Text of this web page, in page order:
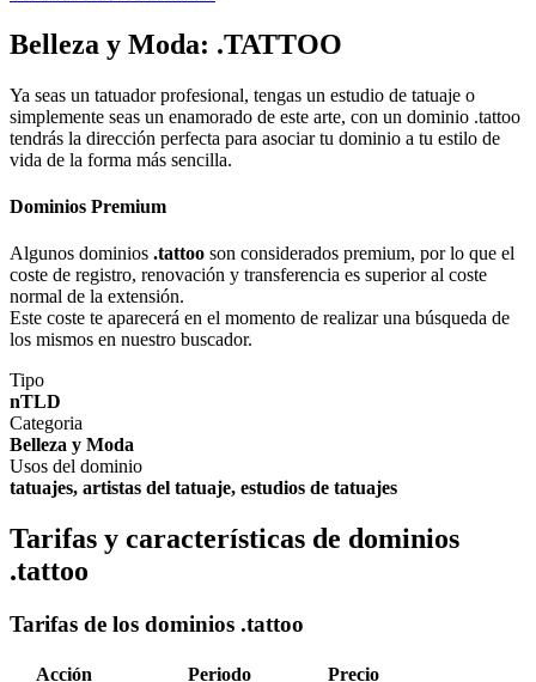
Belleza y Moda: .TATTOO
Ya seas un tatuador profesional, tengas un estudio de tatuaje o
simplemente seas un enamorado de este arte, con un dominio .tattoo
tendrás la dirección perfecta para asociar tu dominio a tu estilo de
vida de la forma más sencilla.
Dominios Premium
Algunos dominios .tattoo son considerados premium, por lo que el
coste de registro, renovación y transferencia es superior al coste
normal de la extensión.
Este coste te aparecerá en el momento de realizar una búsqueda de
los mismos en nuestro buscador.
Tipo
nTLD
Categoria
Belleza y Moda
Usos del dominio
tatuajes, artistas del tatuaje, estudios de tatuajes
Tarifas y características de dominios
.tattoo
Tarifas de los dominios .tattoo
Acción Periodo Precio